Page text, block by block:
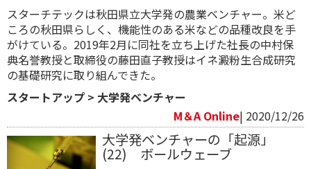
スターチテックは秋田県立大学発の農業ベンチャー。米ど
ころの秋田県らしく、機能性のある米などの品種改良を手
がけている。2019年2月に同社を立ち上げた社長の中村保
典名誉教授と取締役の藤田直子教授はイネ澱粉生合成研究
の基礎研究に取り組んできた。
スタートアップ > 大学発ベンチャー
M＆A Online| 2020/12/26
大学発ベンチャーの「起源」
(22) ボールウェーブ